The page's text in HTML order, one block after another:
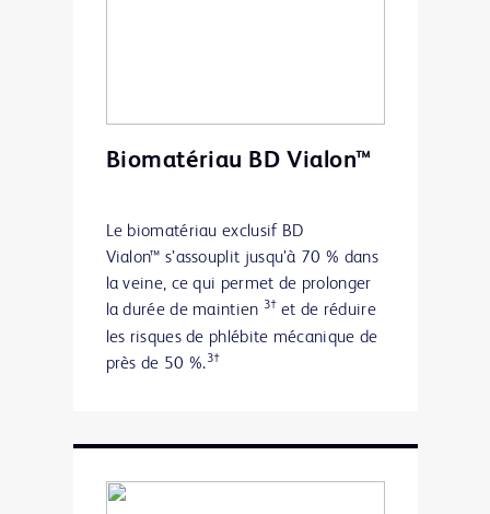
Biomatériau BD Vialon™
Le biomatériau exclusif BD
Vialon™ s’assouplit jusqu’à 70 % dans
la veine, ce qui permet de prolonger
la durée de maintien 3† et de réduire
les risques de phlébite mécanique de
près de 50 %.3†